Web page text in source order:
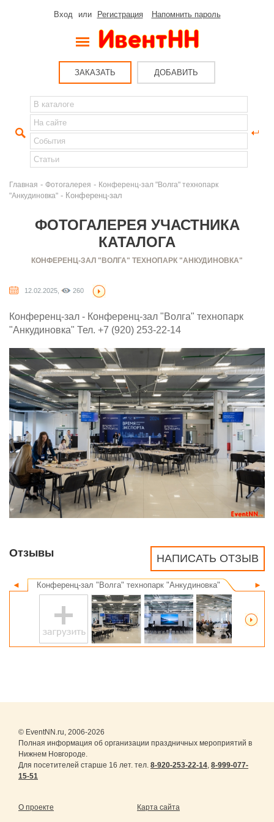
Вход или Регистрация Напомнить пароль
ЗАКАЗАТЬ ДОБАВИТЬ
Главная - Фотогалерея - Конференц-зал "Волга" технопарк
"Анкудиновка" - Конференц-зал
ФОТОГАЛЕРЕЯ УЧАСТНИКА
КАТАЛОГА
КОНФЕРЕНЦ-ЗАЛ "ВОЛГА" ТЕХНОПАРК "АНКУДИНОВКА"
12.02.2025, 260
Конференц-зал - Конференц-зал "Волга" технопарк
"Анкудиновка" Тел. +7 (920) 253-22-14
НАПИСАТЬ ОТЗЫВ
Отзывы
◄ ►
Конференц-зал "Волга" технопарк "Анкудиновка"
© EventNN.ru, 2006-2026
Полная информация об организации праздничных мероприятий в
Нижнем Новгороде.
Для посетителей старше 16 лет. тел. 8-920-253-22-14, 8-999-077-
15-51
О проекте Карта сайта